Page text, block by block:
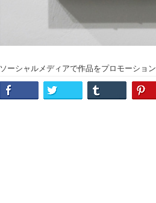
ソーシャルメディアで作品をプロモーション